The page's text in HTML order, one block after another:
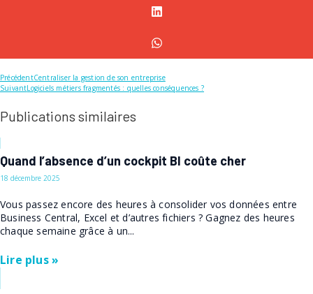
PrécédentCentraliser la gestion de son entreprise
SuivantLogiciels métiers fragmentés : quelles conséquences ?
Publications similaires
Quand l’absence d’un cockpit BI coûte cher
18 décembre 2025
Vous passez encore des heures à consolider vos données entre
Business Central, Excel et d’autres fichiers ? Gagnez des heures
chaque semaine grâce à un...
Lire plus »